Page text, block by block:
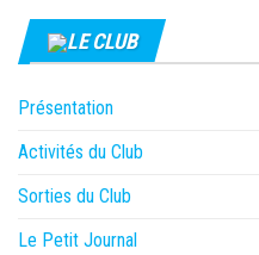
LE CLUB
Présentation
Activités du Club
Sorties du Club
Le Petit Journal